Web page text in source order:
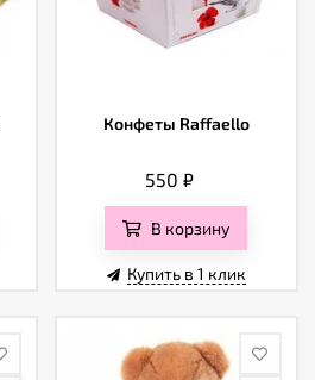
Конфеты Raffaello
550 ₽
В корзину
Купить в 1 клик